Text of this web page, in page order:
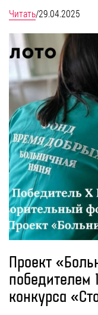
Читать/29.04.2025
Проект
победителем
конкурса